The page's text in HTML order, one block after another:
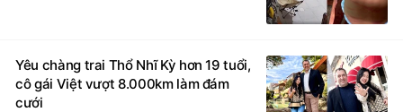
Yêu chàng trai Thổ Nhĩ Kỳ hơn 19 tuổi,
cô gái Việt vượt 8.000km làm đám
cưới